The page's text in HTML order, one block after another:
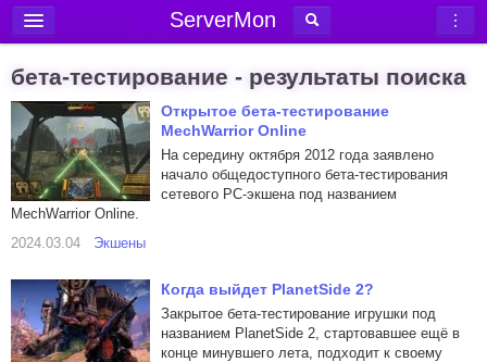
ServerMon
Новости
Блог
Статьи
Форум
Вход в аккаунт
бета-тестирование - результаты поиска
Открытое бета-тестирование
MechWarrior Online
На середину октября 2012 года заявлено
начало общедоступного бета-тестирования
сетевого PC-экшена под названием
MechWarrior Online.
2024.03.04
Экшены
Когда выйдет PlanetSide 2?
Закрытое бета-тестирование игрушки под
названием PlanetSide 2, стартовавшее ещё в
конце минувшего лета, подходит к своему